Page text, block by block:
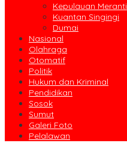
Kepulauan Meranti
Kuantan Singingi
Dumai
Nasional
Olahraga
Otomatif
Politik
Hukum dan Kriminal
Pendidikan
Sosok
Sumut
Galeri Foto
Pelalawan